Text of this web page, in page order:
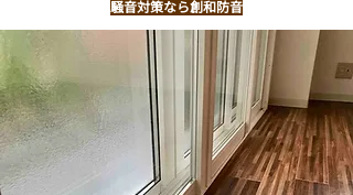
騒音対策なら創和防音